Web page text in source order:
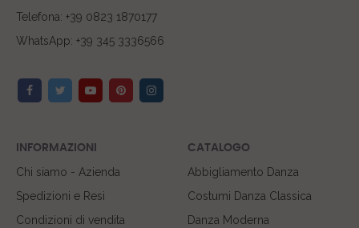
Telefona: +39 0823 1870177
WhatsApp: +39 345 3336566
INFORMAZIONI
Chi siamo - Azienda
Spedizioni e Resi
Condizioni di vendita
CATALOGO
Abbigliamento Danza
Costumi Danza Classica
Danza Moderna